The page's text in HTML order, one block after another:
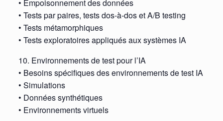
• Empoisonnement des données
• Tests par paires, tests dos-à-dos et A/B testing
• Tests métamorphiques
• Tests exploratoires appliqués aux systèmes IA
10. Environnements de test pour l’IA
• Besoins spécifiques des environnements de test IA
• Simulations
• Données synthétiques
• Environnements virtuels